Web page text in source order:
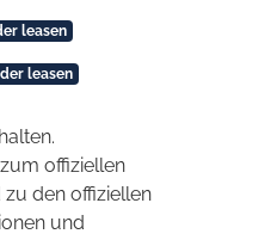
leasen
leasen
offiziellen
den offiziellen
und